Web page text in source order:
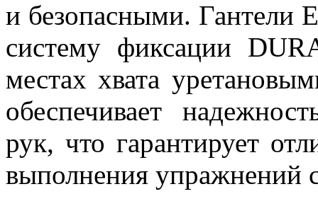
и безопасными.
систему фиксации
местах хвата
обеспечивает
рук, что гарантирует
выполнения упражнений